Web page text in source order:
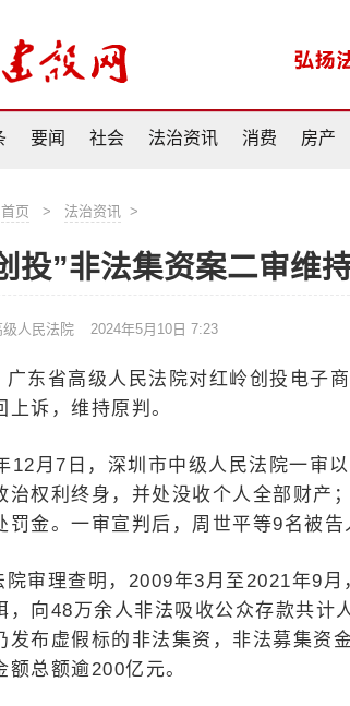
要闻 社会 法治资讯 消费 房产
首页 > 法治资讯 >
投”非法集资案二审维
人民法院 2024年5月10日 7:23
广东省高级人民法院对红岭创投电子
上诉，维持原判。
12月7日，深圳市中级人民法院一审
治权利终身，并处没收个人全部财产
罚金。一审宣判后，周世平等9名被告
院审理查明，2009年3月至2021年9
，向48万余人非法吸收公众存款共
发布虚假标的非法集资，非法募集资
额总额逾200亿元。